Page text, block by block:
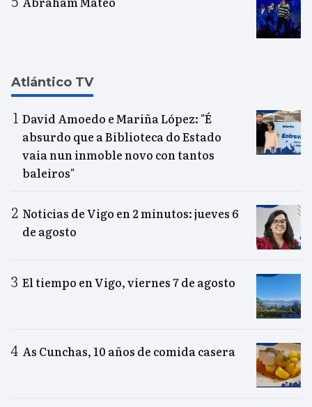
Atlántico TV
David Amoedo e Mariña López: "É
absurdo que a Biblioteca do Estado
vaia nun inmoble novo con tantos
baleiros"
Noticias de Vigo en 2 minutos: jueves 6
de agosto
El tiempo en Vigo, viernes 7 de agosto
As Cunchas, 10 años de comida casera